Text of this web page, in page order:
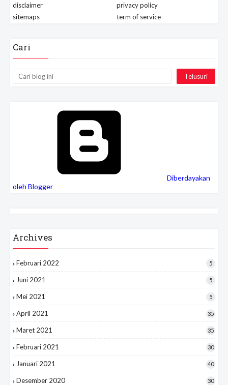
disclaimer
privacy policy
sitemaps
term of service
Cari
Diberdayakan
oleh Blogger
Archives
Februari 2022 5
Juni 2021 5
Mei 2021 5
April 2021 35
Maret 2021 35
Februari 2021 30
Januari 2021 40
Desember 2020 30